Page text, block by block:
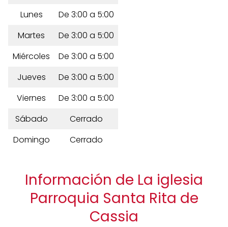
Lunes
De 3:00 a 5:00
Martes
De 3:00 a 5:00
Miércoles
De 3:00 a 5:00
Jueves
De 3:00 a 5:00
Viernes
De 3:00 a 5:00
Sábado
Cerrado
Domingo
Cerrado
Información de La iglesia
Parroquia Santa Rita de
Cassia